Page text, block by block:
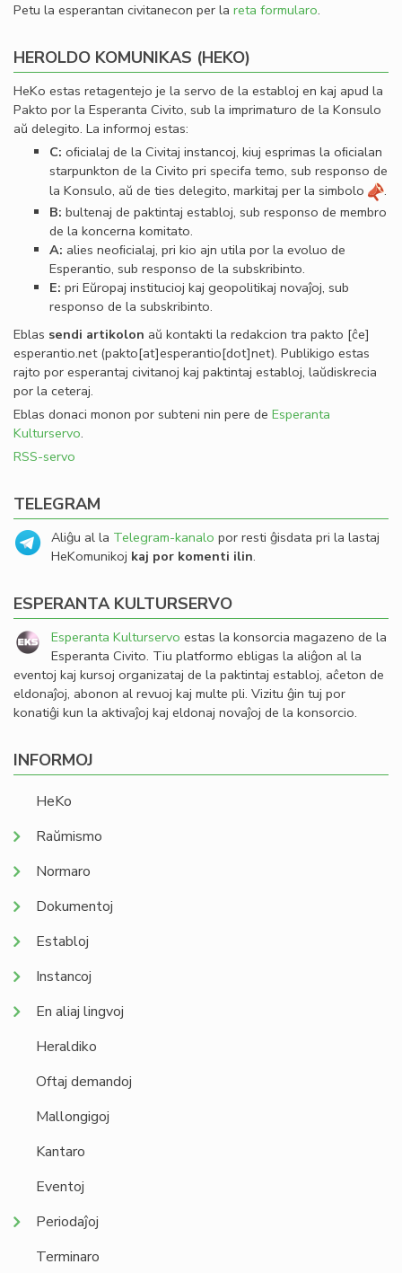
Petu la esperantan civitanecon per la reta formularo.
HEROLDO KOMUNIKAS (HEKO)
HeKo estas retagentejo je la servo de la establoj en kaj apud la
Pakto por la Esperanta Civito, sub la imprimaturo de la Konsulo
aŭ delegito. La informoj estas:
C: oﬁcialaj de la Civitaj instancoj, kiuj esprimas la oﬁcialan
starpunkton de la Civito pri specifa temo, sub responso de
la Konsulo, aŭ de ties delegito, markitaj per la simbolo
.
B: bultenaj de paktintaj establoj, sub responso de membro
de la koncerna komitato.
A: alies neoﬁcialaj, pri kio ajn utila por la evoluo de
Esperantio, sub responso de la subskribinto.
E: pri Eŭropaj institucioj kaj geopolitikaj novaĵoj, sub
responso de la subskribinto.
Eblas sendi artikolon aŭ kontakti la redakcion tra pakto [ĉe]
esperantio.net(pakto[at]esperantio[dot]net). Publikigo estas
rajto por esperantaj civitanoj kaj paktintaj establoj, laŭdiskrecia
por la ceteraj.
Eblas donaci monon por subteni nin pere de Esperanta
Kulturservo.
RSS-servo
TELEGRAM
Aliĝu al la Telegram-kanalo por resti ĝisdata pri la lastaj
HeKomunikoj kaj por komenti ilin.
ESPERANTA KULTURSERVO
Esperanta Kulturservo estas la konsorcia magazeno de la
Esperanta Civito. Tiu platformo ebligas la aliĝon al la
eventoj kaj kursoj organizataj de la paktintaj establoj, aĉeton de
eldonaĵoj, abonon al revuoj kaj multe pli. Vizitu ĝin tuj por
konatiĝi kun la aktivaĵoj kaj eldonaj novaĵoj de la konsorcio.
INFORMOJ
HeKo
Raŭmismo
Normaro
Dokumentoj
Establoj
Instancoj
En aliaj lingvoj
Heraldiko
Oftaj demandoj
Mallongigoj
Kantaro
Eventoj
Periodaĵoj
Terminaro